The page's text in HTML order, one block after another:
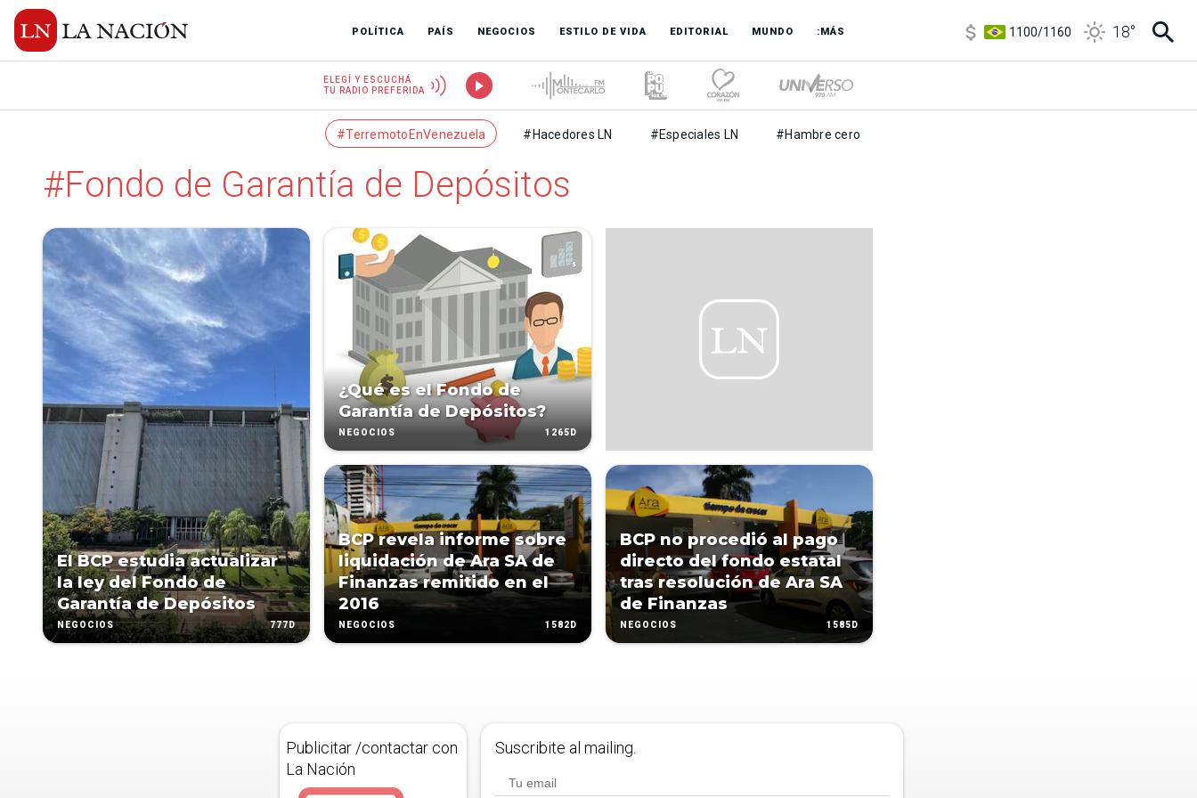
POLÍTICA PAÍS NEGOCIOS ESTILO DE VIDA EDITORIAL MUNDO :MÁS
1100/1160
18°
ELEGÍ Y ESCUCHÁ
TU RADIO PREFERIDA
#TerremotoEnVenezuela #Hacedores LN #Especiales LN #Hambre cero
#Fondo de Garantía de Depósitos
El BCP estudia actualizar
la ley del Fondo de
Garantía de Depósitos
NEGOCIOS 777D
¿Qué es el Fondo de
Garantía de Depósitos?
NEGOCIOS 1265D
BCP revela informe sobre
liquidación de Ara SA de
Finanzas remitido en el
2016
NEGOCIOS 1582D
BCP no procedió al pago
directo del fondo estatal
tras resolución de Ara SA
de Finanzas
NEGOCIOS 1585D
Publicitar /contactar con
La Nación
Suscribite al mailing.